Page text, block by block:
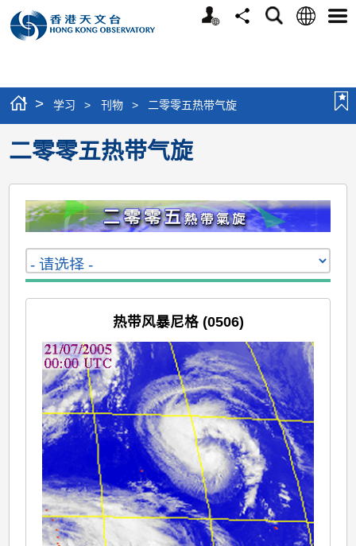
个
分
搜
语
选
> 学习 > 刊物 > 二零零五热带气旋
二零零五热带气旋
热带风暴尼格 (0506)